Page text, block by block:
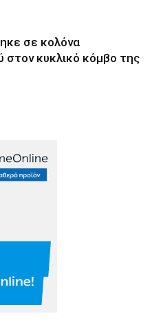
σε κολόνα
κυκλικό κόμβο της